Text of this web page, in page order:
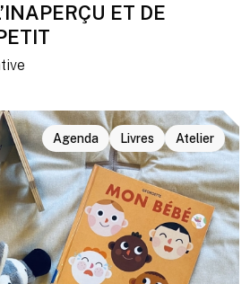
ET DE
Agenda Livres Atelier